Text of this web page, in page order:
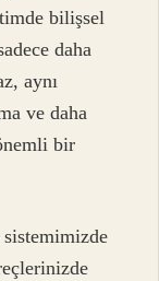
bilişsel
daha
aynı
ve daha
bir